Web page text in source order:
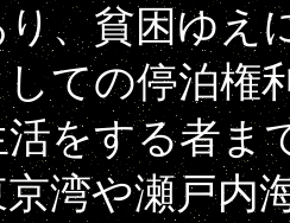
、貧困ゆえ
ての停泊権
をする者ま
湾や瀬戸内